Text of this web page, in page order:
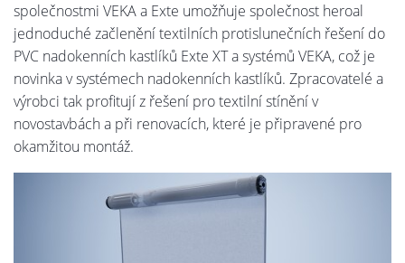
společnostmi VEKA a Exte umožňuje společnost heroal
jednoduché začlenění textilních protislunečních řešení do
PVC nadokenních kastlíků Exte XT a systémů VEKA, což je
novinka v systémech nadokenních kastlíků. Zpracovatelé a
výrobci tak profitují z řešení pro textilní stínění v
novostavbách a při renovacích, které je připravené pro
okamžitou montáž.